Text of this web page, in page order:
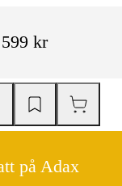
kr
på Adax